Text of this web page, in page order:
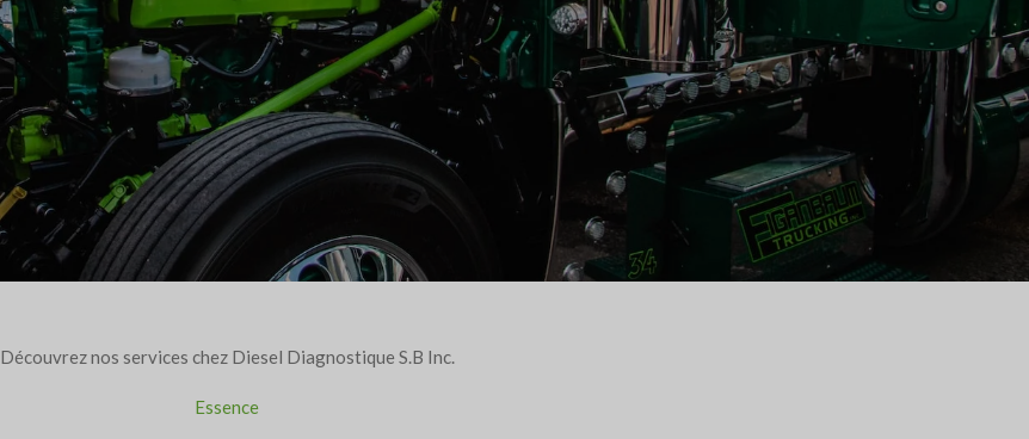
Découvrez nos services chez Diesel Diagnostique S.B Inc.
Essence